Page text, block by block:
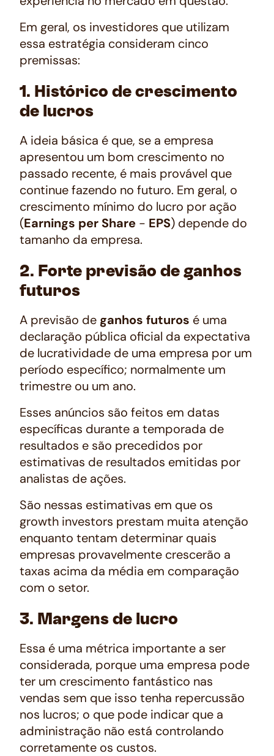
Em geral, os investidores que utilizam
essa estratégia consideram cinco
premissas:
1. Histórico de crescimento
de lucros
A ideia básica é que, se a empresa
apresentou um bom crescimento no
passado recente, é mais provável que
continue fazendo no futuro. Em geral, o
crescimento mínimo do lucro por ação
(Earnings per Share - EPS) depende do
tamanho da empresa.
2. Forte previsão de ganhos
futuros
A previsão de ganhos futuros é uma
declaração pública oficial da expectativa
de lucratividade de uma empresa por um
período específico; normalmente um
trimestre ou um ano.
Esses anúncios são feitos em datas
específicas durante a temporada de
resultados e são precedidos por
estimativas de resultados emitidas por
analistas de ações.
São nessas estimativas em que os
growth investors prestam muita atenção
enquanto tentam determinar quais
empresas provavelmente crescerão a
taxas acima da média em comparação
com o setor.
3. Margens de lucro
Essa é uma métrica importante a ser
considerada, porque uma empresa pode
ter um crescimento fantástico nas
vendas sem que isso tenha repercussão
nos lucros; o que pode indicar que a
administração não está controlando
corretamente os custos.